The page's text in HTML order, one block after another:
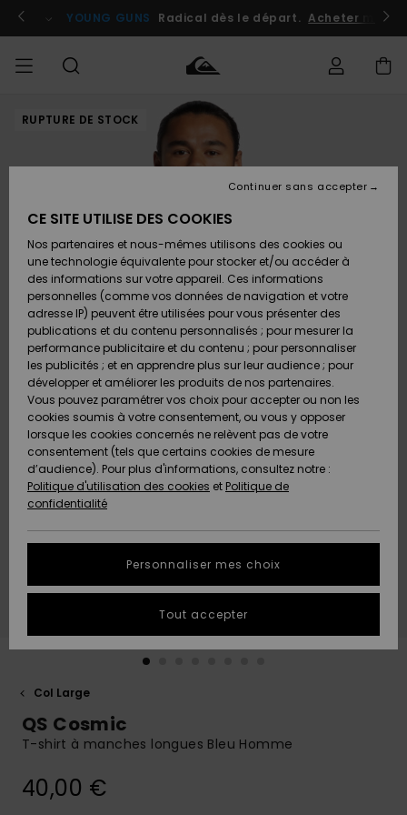
l'information
le
Se connecter / s'inscrire
YOUNG GUNS Radical dès le départ. Acheter
HOMME Vêtements
Chaussures
& Tongs
Surf
Snow
Nouveautés
A
Découvrir
Vêtements
Chaussures
& Tongs
Surf
Snow
Nouveautés
A
Découvrir
FEMME
Shop
A
Découvrir
Snow
SURF
Surf
Shop
Homme
Surf
Shop
Enfant
Highlights
Communauté
SNOW
Snow
Shop
Homme
Snow
Shop
Enfant
Snow
Shop
Femme
A
Découvrir
Communauté
OUTLET
Outlet
Homme
Enfant
Outlet
Femme
AIDE &
CONTACT
Accéder à
commande
Retours
Paiement
Carte
Cadeau
Quiksilver
Freedom
Protection
des
tailles
conversation
à votre
question.
MAGASINS
QUIKSILVER
RUPTURE DE STOCK
Col Large
QS Cosmic
T-shirt à manches longues Bleu Homme
40,00 €
CE SITE UTILISE DES COOKIES
Nos partenaires et nous-mêmes utilisons des cookies ou
une technologie équivalente pour stocker et/ou accéder à
des informations sur votre appareil. Ces informations
personnelles (comme vos données de navigation et votre
adresse IP) peuvent être utilisées pour vous présenter des
publications et du contenu personnalisés ; pour mesurer la
performance publicitaire et du contenu ; pour personnaliser
les publicités ; et en apprendre plus sur leur audience ; pour
développer et améliorer les produits de nos partenaires.
Vous pouvez paramétrer vos choix pour accepter ou non les
cookies soumis à votre consentement, ou vous y opposer
lorsque les cookies concernés ne relèvent pas de votre
consentement (tels que certains cookies de mesure
d’audience). Pour plus d'informations, consultez notre :
Politique d'utilisation des cookies et Politique de
confidentialité
Personnaliser mes choix
Continuer sans accepter
Tout accepter